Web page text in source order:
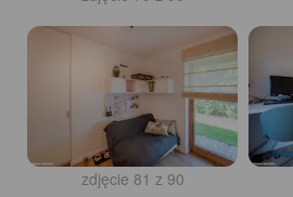
zdjęcie 81 z 90